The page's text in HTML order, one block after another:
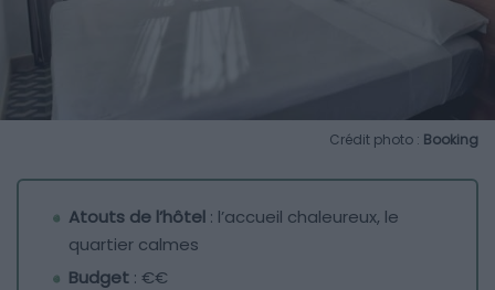
Crédit photo : Booking
Atouts de l’hôtel : l’accueil chaleureux, le
quartier calmes
Budget : €€